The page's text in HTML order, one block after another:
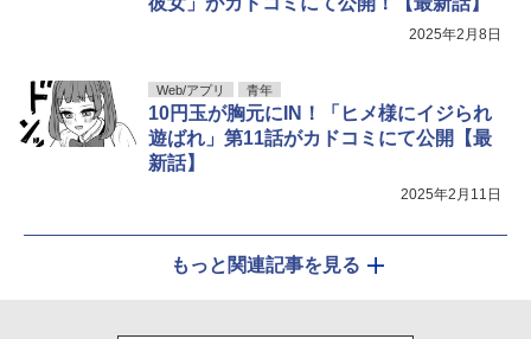
2025年2月8日
Web/アプリ 青年
10円玉が胸元にIN！「ヒメ様にイジられ
遊ばれ」第11話がカドコミにて公開【最
新話】
2025年2月11日
もっと関連記事を見る